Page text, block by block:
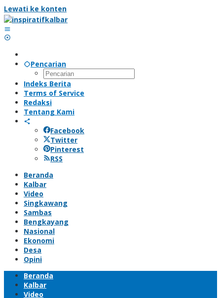
Lewati ke konten
Pencarian
Indeks Berita
Terms of Service
Redaksi
Tentang Kami
Facebook
Twitter
Pinterest
RSS
Beranda
Kalbar
Video
Singkawang
Sambas
Bengkayang
Nasional
Ekonomi
Desa
Opini
Beranda
Kalbar
Video